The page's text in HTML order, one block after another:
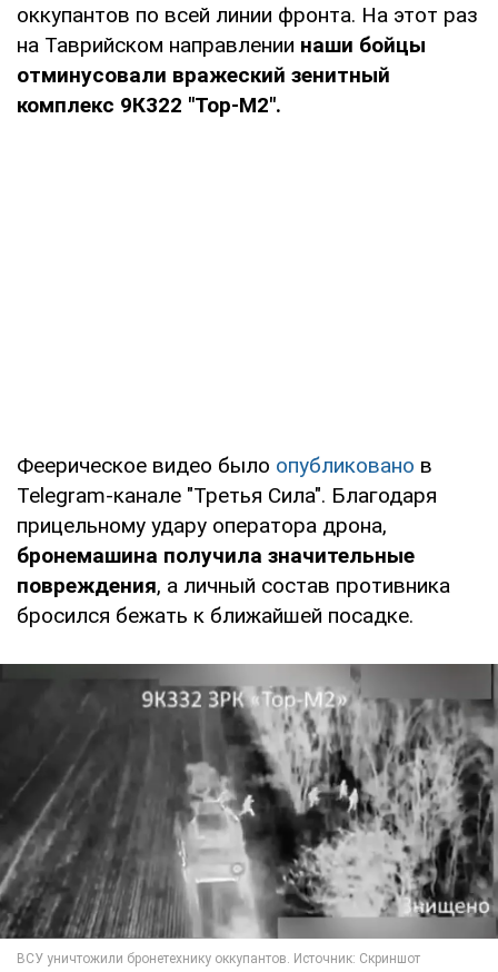
оккупантов по всей линии фронта. На этот раз
на Таврийском направлении наши бойцы
отминусовали вражеский зенитный
комплекс 9К322 "Тор-М2".
Феерическое видео было опубликовано в
Telegram-канале "Третья Сила". Благодаря
прицельному удару оператора дрона,
бронемашина получила значительные
повреждения, а личный состав противника
бросился бежать к ближайшей посадке.